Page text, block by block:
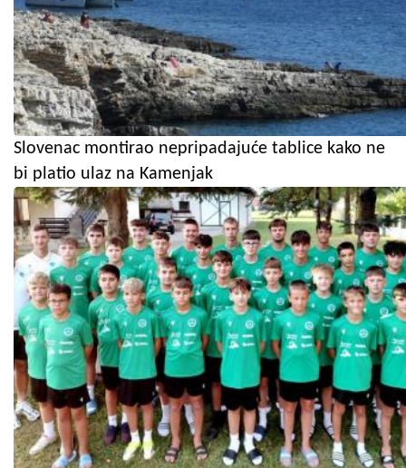
Slovenac montirao nepripadajuće tablice kako ne
bi platio ulaz na Kamenjak